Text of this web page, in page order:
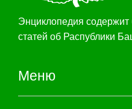
Энциклопедия
статей об Распублики
Меню